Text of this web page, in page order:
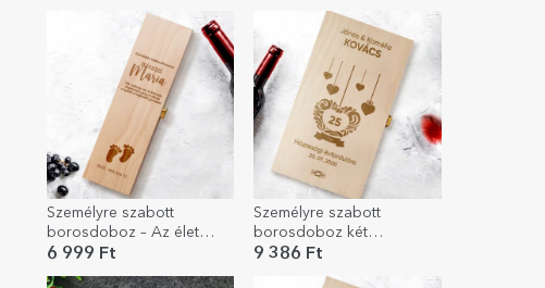
Személyre szabott
borosdoboz – Az élet
csodája
6 999 Ft
Személyre szabott
borosdoboz két
palackhoz – Kapcsolat
9 386 Ft